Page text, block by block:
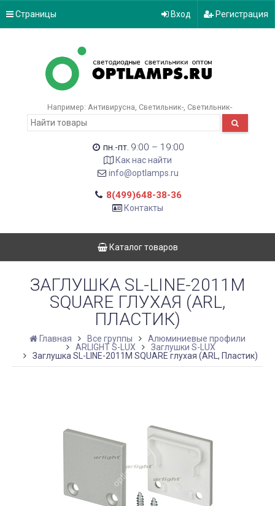
Страницы Вход Регистрация
Например: Антивирусна Светильник- Светильник-
пн.-пт. 9:00 – 19:00
Как нас найти
info@optlamps.ru
8(499)648-38-36
Контакты
Каталог товаров
ЗАГЛУШКА SL-LINE-2011M
SQUARE ГЛУХАЯ (ARL,
ПЛАСТИК)
Главная Все группы
Алюминиевые профили
ARLIGHT S-LUX
Заглушки S-LUX
Заглушка SL-LINE-2011M SQUARE глухая (ARL, Пластик)